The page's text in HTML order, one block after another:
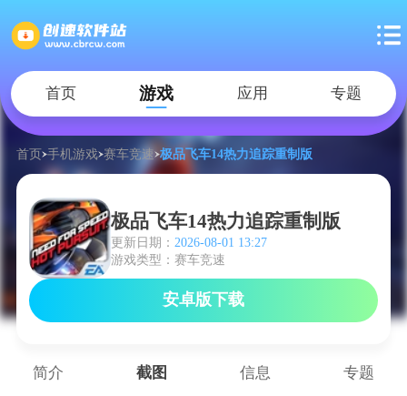
首页 游戏 应用 专题
首页 手机游戏 赛车竞速 极品飞车14热力追踪重制版
极品飞车14热力追踪重制版
更新日期： 2026-08-01 13:27
游戏类型：赛车竞速
安卓版下载
简介 截图 信息 专题